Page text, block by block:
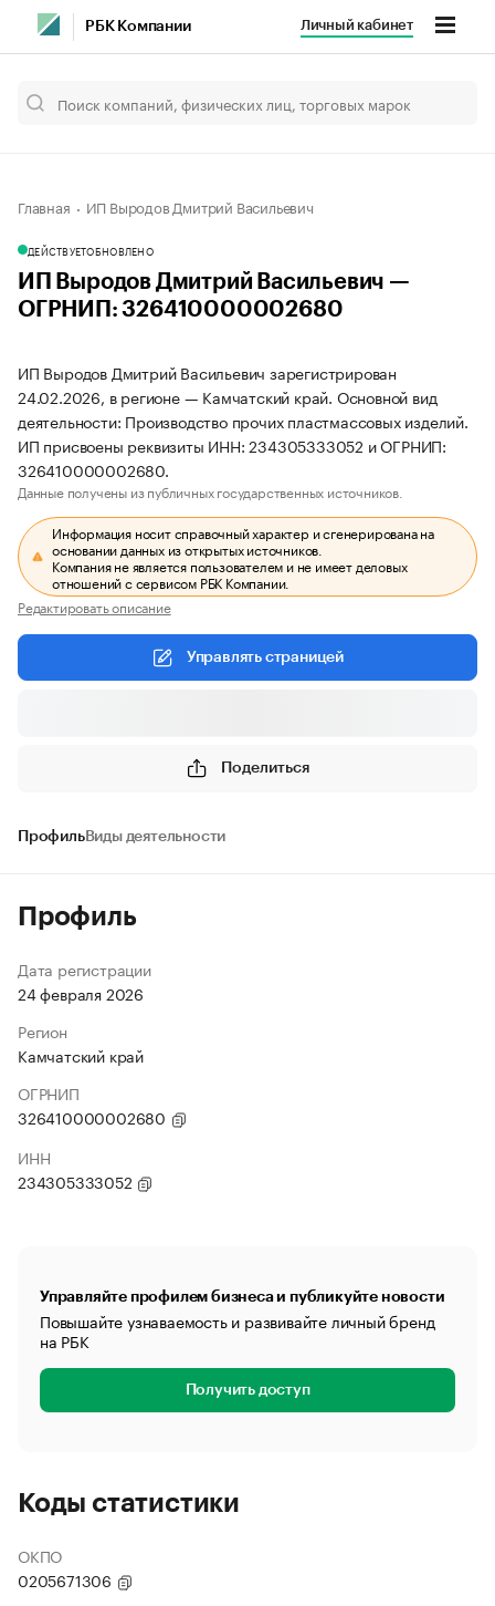
РБК Компании Личный кабинет
Главная ИП Выродов Дмитрий Васильевич
ДЕЙСТВУЕТОБНОВЛЕНО
ИП Выродов Дмитрий Васильевич —
ОГРНИП: 326410000002680
ИП Выродов Дмитрий Васильевич зарегистрирован
24.02.2026, в регионе — Камчатский край. Основной вид
деятельности: Производство прочих пластмассовых изделий.
ИП присвоены реквизиты ИНН: 234305333052 и ОГРНИП:
326410000002680.
Данные получены из публичных государственных источников.
Информация носит справочный характер и сгенерирована на
основании данных из открытых источников.
Компания не является пользователем и не имеет деловых
отношений с сервисом РБК Компании.
Редактировать описание
Управлять страницей
Поделиться
ПрофильВиды деятельности
Профиль
Дата регистрации
24 февраля 2026
Регион
Камчатский край
ОГРНИП
326410000002680
ИНН
234305333052
Управляйте профилем бизнеса и публикуйте новости
Повышайте узнаваемость и развивайте личный бренд
на РБК
Получить доступ
Коды статистики
ОКПО
0205671306